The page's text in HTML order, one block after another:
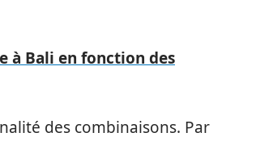
à Bali en fonction des
des combinaisons. Par